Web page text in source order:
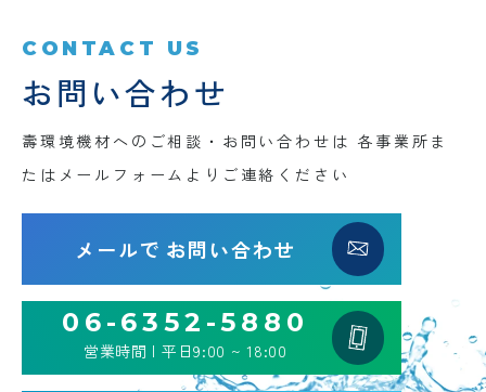
CONTACT US
お問い合わせ
壽環境機材へのご相談・お問い合わせは 各事業所ま
たはメールフォームよりご連絡ください
メールで お問い合わせ
06-6352-5880
営業時間 | 平日9:00 ~ 18:00